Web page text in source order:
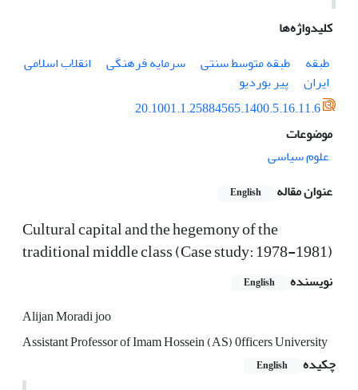
کلیدواژه‌ها
طبقه
طبقه متوسط سنتی سرمایه فرهنگی
انقلاب اسلامی
ایران
پیر بوردیو
20.1001.1.25884565.1400.5.16.11.6
موضوعات
علوم سیاسی
عنوان مقاله
English
Cultural capital and the hegemony of the
traditional middle class (Case study: 1978-1981)
نویسنده English
Alijan Moradi joo
Assistant Professor of Imam Hossein (AS) 0fficers University
چکیده
English